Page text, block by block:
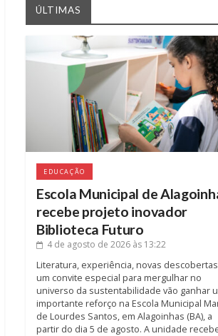
ÚLTIMAS
EDUCAÇÃO
Escola Municipal de
recebe projeto inovador
Biblioteca Futuro
4 de agosto de 2026 às 13:22
Literatura, experiência, novas
um convite especial para mergulhar no
universo da sustentabilidade vão ganhar
importante reforço na Escola Municipal
de Lourdes Santos, em Alagoinhas (BA), a
partir do dia 5 de agosto. A unidade